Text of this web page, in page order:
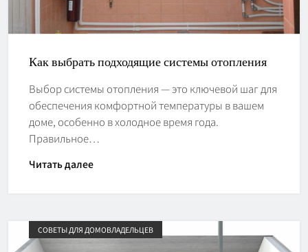
Как выбрать подходящие системы отопления
Выбор системы отопления — это ключевой шаг для
обеспечения комфортной температуры в вашем
доме, особенно в холодное время года.
Правильное…
Читать далее
СОВЕТЫ ДЛЯ ДОМОВЛАДЕЛЬЦЕВ